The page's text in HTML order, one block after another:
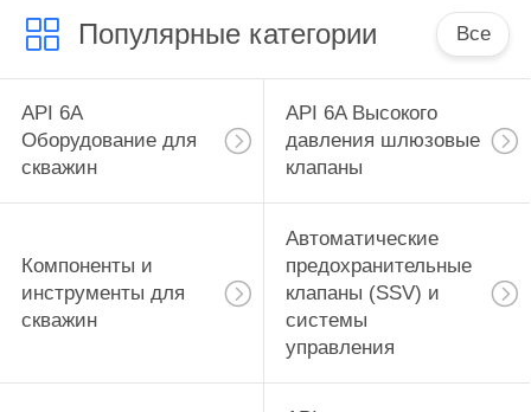
Популярные категории Все
API 6A
Оборудование для
скважин
API 6A Высокого
давления шлюзовые
клапаны
Компоненты и
инструменты для
скважин
Автоматические
предохранительные
клапаны (SSV) и
системы
управления